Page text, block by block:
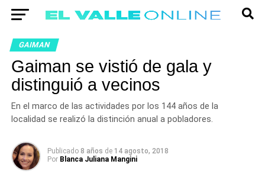
GAIMAN
Gaiman se vistió de gala y
distinguió a vecinos
En el marco de las actividades por los 144 años de la
localidad se realizó la distinción anual a pobladores.
Publicado 8 años de 14 agosto, 2018
Por Blanca Juliana Mangini